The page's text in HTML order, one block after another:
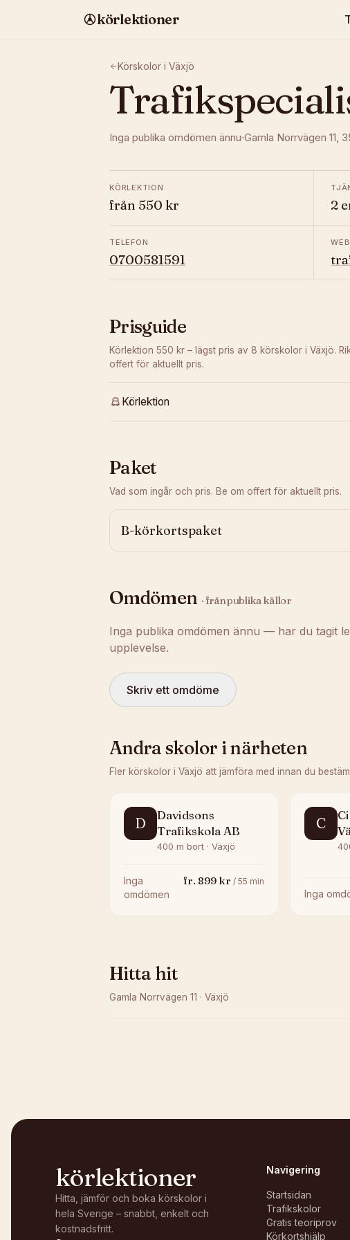
körlektioner
Körskolor i Växjö
Inga publika omdömen ännu Gamla Norrvägen 11,
KÖRLEKTION
från 550 kr 2
TELEFON
0700581591
Prisguide
Körlektion 550 kr – lägst pris av 8 körskolor i Växjö.
offert för aktuellt pris.
Körlektion
Paket
Vad som ingår och pris. Be om offert för aktuellt pris.
B-körkortspaket
Omdömen · från publika källor
Inga publika omdömen ännu — har du tagit
upplevelse.
Skriv ett omdöme
Andra skolor i närheten
Fler körskolor i Växjö att jämföra med innan du
D
Davidsons
Trafikskola AB
400 m bort · Växjö
Inga
omdömen
fr. 899 kr / 55 min
C
Inga
Hitta hit
Gamla Norrvägen 11 · Växjö
körlektioner
Hitta, jämför och boka körskolor i
hela Sverige – snabbt, enkelt och
kostnadsfritt.
Navigering
Startsidan
Trafikskolor
Gratis teoriprov
Körkortshjälp